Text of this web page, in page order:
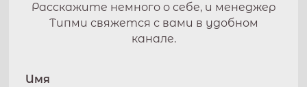
Расскажите немного о себе, и менеджер
Типми свяжется с вами в удобном
канале.
Имя